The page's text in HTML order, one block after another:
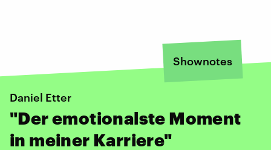
Shownotes
Daniel Etter
"Der emotionalste Moment
in meiner Karriere"